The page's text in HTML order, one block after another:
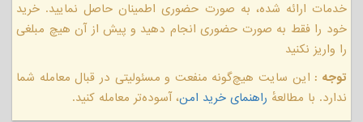
خدمات ارائه شده، به صورت حضوری اطمینان حاصل نمایید. خرید
خود را فقط به صورت حضوری انجام دهید و پیش از آن هیچ مبلغی
را واریز نکنید
توجه : این سایت هیچ‌گونه منفعت و مسئولیتی در قبال معامله شما
ندارد. با مطالعهٔ راهنمای خرید امن، آسوده‌تر معامله کنید.